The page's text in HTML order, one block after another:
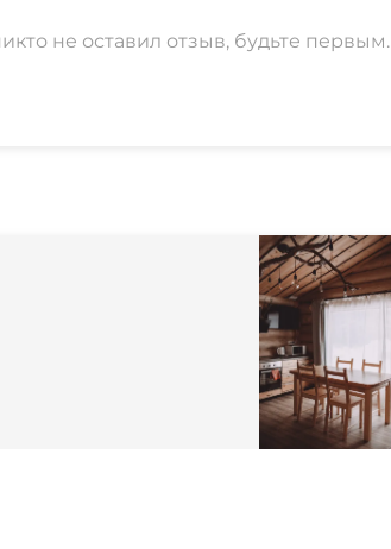
не оставил отзыв, будьте первым.